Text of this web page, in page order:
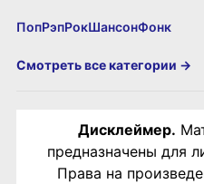
ПопРэпРокШансонФонк
Смотреть все категории →
Дисклеймер.
предназначены для
Права на